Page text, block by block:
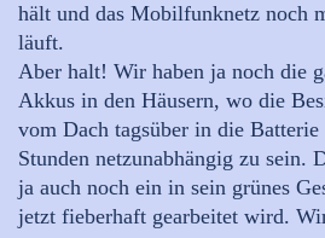
hält und das Mobilfunknetz noch
läuft.
Aber halt! Wir haben ja noch die
Akkus in den Häusern, wo die
vom Dach tagsüber in die
Stunden netzunabhängig zu sein.
ja auch noch ein in sein grünes
jetzt fieberhaft gearbeitet wird.